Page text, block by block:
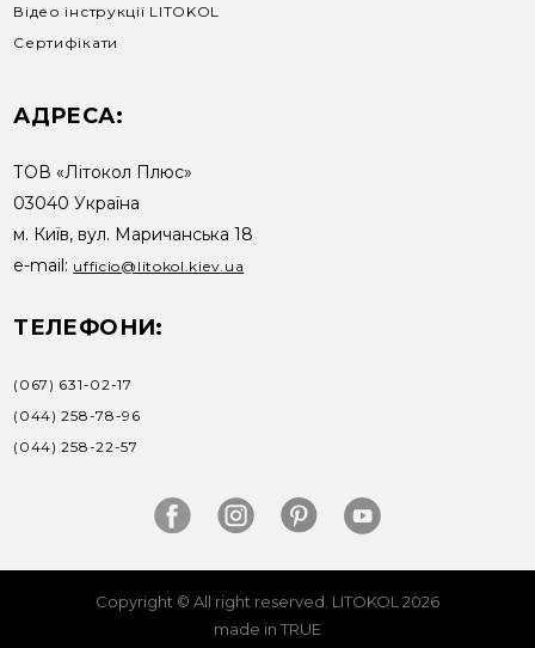
Відео інструкції LITOKOL
Сертифікати
АДРЕСА:
ТОВ «Літокол Плюс»
03040 Україна
м. Київ, вул. Маричанська 18
e-mail: ufficio@litokol.kiev.ua
ТЕЛЕФОНИ:
(067) 631-02-17
(044) 258-78-96
(044) 258-22-57
Copyright © All right reserved. LITOKOL 2026
made in TRUE